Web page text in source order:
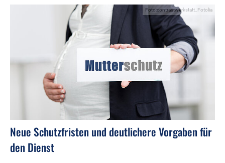
Foto:contrastwerkstatt_Fotolia
Neue Schutzfristen und deutlichere Vorgaben für
den Dienst